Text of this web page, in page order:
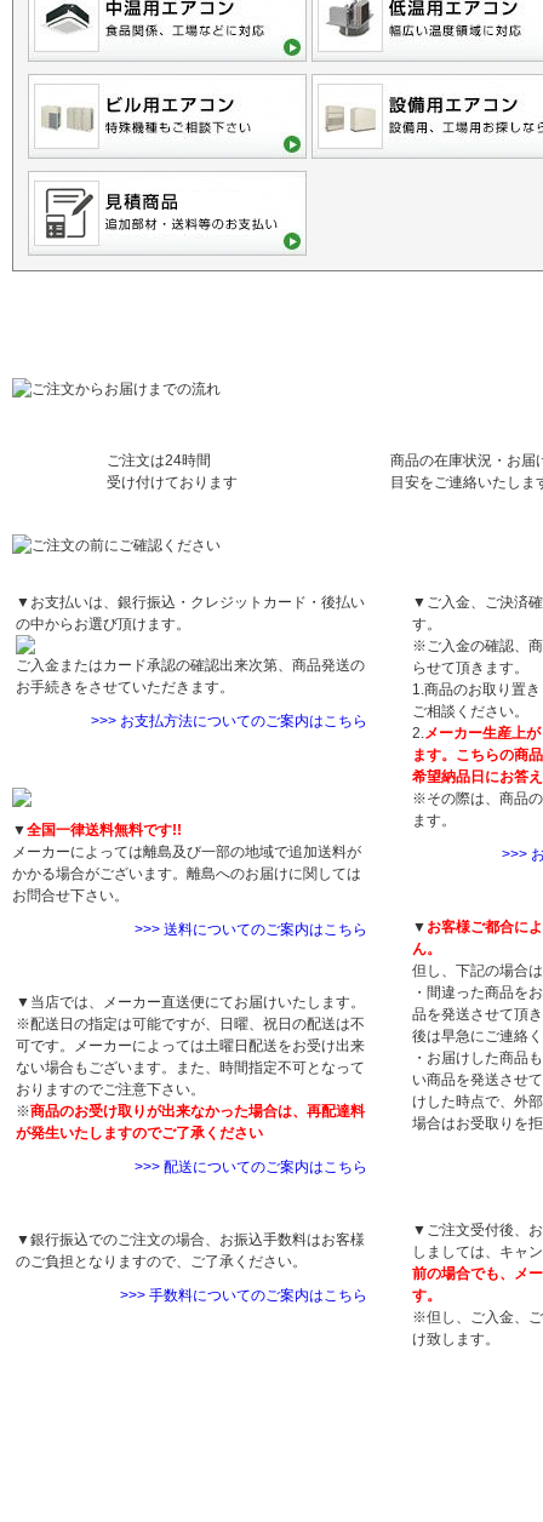
ご注文は24時間
受け付けております
商品の在庫状況・お届
目安をご連絡いたしま
▼お支払いは、銀行振込・クレジットカード・後払い
の中からお選び頂けます。
ご入金またはカード承認の確認出来次第、商品発送の
お手続きをさせていただきます。
>>> お支払方法についてのご案内はこちら
▼全国一律送料無料です!!
メーカーによっては離島及び一部の地域で追加送料が
かかる場合がございます。離島へのお届けに関しては
お問合せ下さい。
>>> 送料についてのご案内はこちら
▼当店では、メーカー直送便にてお届けいたします。
※配送日の指定は可能ですが、日曜、祝日の配送は不
可です。メーカーによっては土曜日配送をお受け出来
ない場合もございます。また、時間指定不可となって
おりますのでご注意下さい。
※商品のお受け取りが出来なかった場合は、再配達料
が発生いたしますのでご了承ください
>>> 配送についてのご案内はこちら
▼銀行振込でのご注文の場合、お振込手数料はお客様
のご負担となりますので、ご了承ください。
>>> 手数料についてのご案内はこちら
▼ご入金、ご決済
す。
※ご入金の確認、
らせて頂きます。
1.商品のお取り置
ご相談ください。
2.メーカー生産上
ます。こちらの商
希望納品日にお答
※その際は、商品
ます。
>>>
▼ お客様ご都合に
ん。
但し、下記の場合
・間違った商品を
品を発送させて頂
後は早急にご連絡
・お届けした商品
い商品を発送させ
けした時点で、外
場合はお受取りを
▼ご注文受付後、
しましては、キャ
前の場合でも、メ
す。
※但し、ご入金、
け致します。